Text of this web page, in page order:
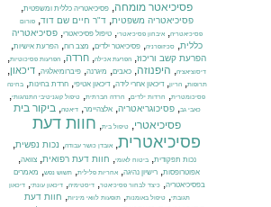
פסיכיאטר מומחה, פסיכיאטריה כללית ומשפטית,
פסיכיאטריה משפטית, ד"ר חיים שם דוד, פורום
פסיכיאטריה,איבחון פסיכיאטרי,טיפול פסיכיאטרי,פסיכיאטריה
כללית, סכיזופרניה, פסיכיאטר ילדים, מצב רוח, הפרעת אישיות,
הפרעת קשב וריכוז, הפרעת אכילה, חרדה, הפרעות פסיכוטיות,
דיסוציאציה, היפנוזה, כאבים, מיגרנה, פיברומיאלגיה, דיכאון,
תרופות,הריון,דיכאון אחרי לידה,דיכאון אטיפי,חרדת בחינות,בחינה
פסיכומטרית, חרדות ילדים, חרדה חברתית,טיפול קוגניטיבי התנהגותי,
כאבי גב,פסיכוגריאטריה,אלצהיימר,דיאטה,ביקור בית
פסיכיאטרי, טיפול בית, חוות דעת
פסיכיאטרית, אובדן כושר עבודה, נכות נפשית,
נכות תפקודית,ביטוח לאומי, חוות דעת רפואית,צוואה,
אפוטרופסות, רישיון נהיגה, אחריות פלילית, תשוש נפש, מאמרים
בפסיכיאטריה,כיצד לבחור פסיכיאטר,דיסטימיה,דיכאון עונתי,דיכאון
תגובתי,טיפול באומנות,תופעות לוואי מיניות, חוות דעת